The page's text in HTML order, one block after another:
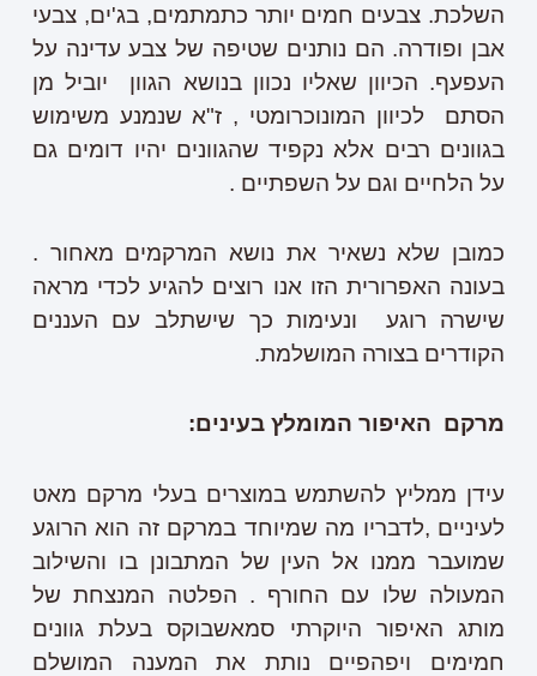
השלכת. צבעים חמים יותר כתמתמים, בג'ים, צבעי
אבן ופודרה. הם נותנים שטיפה של צבע עדינה על
העפעף. הכיוון שאליו נכוון בנושא הגוון יוביל מן
הסתם לכיוון המונוכרומטי , ז"א שנמנע משימוש
בגוונים רבים אלא נקפיד שהגוונים יהיו דומים גם
על הלחיים וגם על השפתיים .
כמובן שלא נשאיר את נושא המרקמים מאחור .
בעונה האפרורית הזו אנו רוצים להגיע לכדי מראה
שישרה רוגע ונעימות כך שישתלב עם העננים
הקודרים בצורה המושלמת.
מרקם האיפור המומלץ בעינים:
עידן ממליץ להשתמש במוצרים בעלי מרקם מאט
לעיניים ,לדבריו מה שמיוחד במרקם זה הוא הרוגע
שמועבר ממנו אל העין של המתבונן בו והשילוב
המעולה שלו עם החורף . הפלטה המנצחת של
מותג האיפור היוקרתי סמאשבוקס בעלת גוונים
חמימים ויפהפיים נותת את המענה המושלם